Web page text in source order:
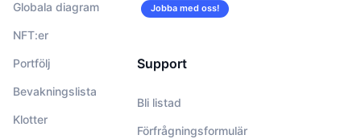
Globala diagram
NFT:er
Portfölj
Bevakningslista
Klotter
Jobba med oss!
Support
Bli listad
Förfrågningsformulär